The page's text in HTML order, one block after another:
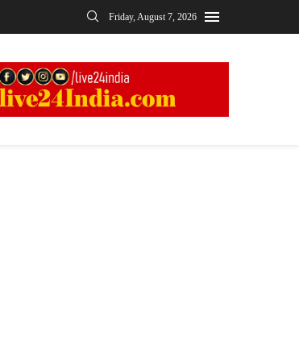
Friday, August 7, 2026